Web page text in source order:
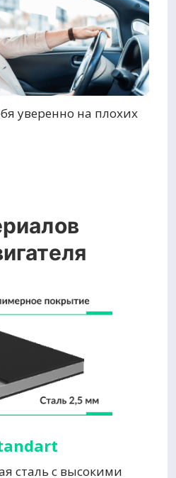
уверенно на плохих
сталь с высокими